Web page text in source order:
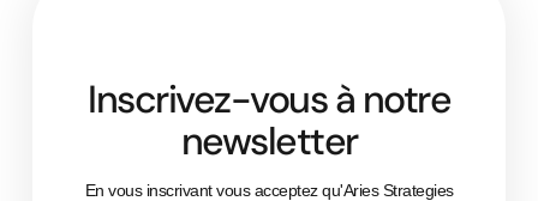
Inscrivez-vous à notre
newsletter
En vous inscrivant vous acceptez qu'Aries Strategies